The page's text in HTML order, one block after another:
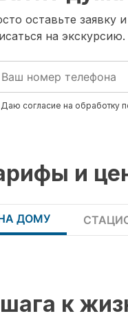
оставьте заявку
на экскурсию.
Даю согласие на обработку
и
ДОМУ
к